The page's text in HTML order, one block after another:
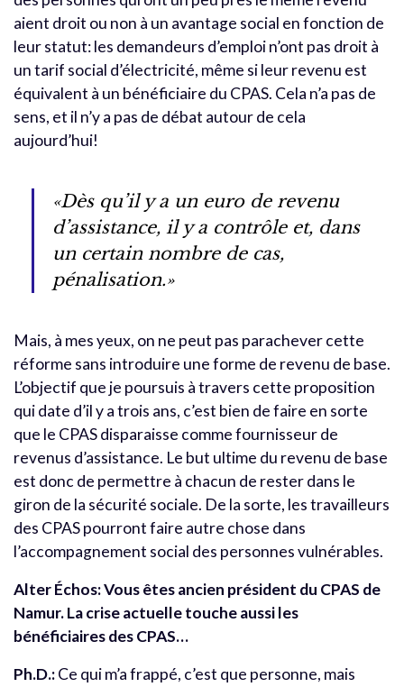
aient droit ou non à un avantage social en fonction de
leur statut: les demandeurs d’emploi n’ont pas droit à
un tarif social d’électricité, même si leur revenu est
équivalent à un bénéficiaire du CPAS. Cela n’a pas de
sens, et il n’y a pas de débat autour de cela
aujourd’hui!
«Dès qu’il y a un euro de revenu
d’assistance, il y a contrôle et, dans
un certain nombre de cas,
pénalisation.»
Mais, à mes yeux, on ne peut pas parachever cette
réforme sans introduire une forme de revenu de base.
L’objectif que je poursuis à travers cette proposition
qui date d’il y a trois ans, c’est bien de faire en sorte
que le CPAS disparaisse comme fournisseur de
revenus d’assistance. Le but ultime du revenu de base
est donc de permettre à chacun de rester dans le
giron de la sécurité sociale. De la sorte, les travailleurs
des CPAS pourront faire autre chose dans
l’accompagnement social des personnes vulnérables.
Alter Échos: Vous êtes ancien président du CPAS de
Namur. La crise actuelle touche aussi les
bénéficiaires des CPAS…
Ph.D.:Ce qui m’a frappé, c’est que personne, mais